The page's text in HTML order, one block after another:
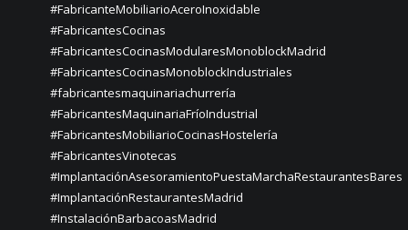
#FabricanteMobiliarioAceroInoxidable
#FabricantesCocinas
#FabricantesCocinasModularesMonoblockMadrid
#FabricantesCocinasMonoblockIndustriales
#fabricantesmaquinariachurrería
#FabricantesMaquinariaFríoIndustrial
#FabricantesMobiliarioCocinasHostelería
#FabricantesVinotecas
#ImplantaciónAsesoramientoPuestaMarchaRestaurantesBares
#ImplantaciónRestaurantesMadrid
#InstalaciónBarbacoasMadrid